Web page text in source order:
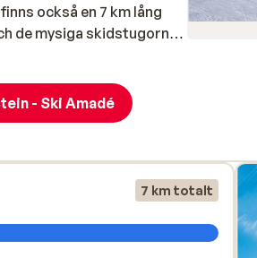
också en 7 km lång
de mysiga skidstugorna
Playground. Dessutom
De många moderna
som passar dig. Den
Här kan du åka skidor i
- Ski Amadé
7 km totalt